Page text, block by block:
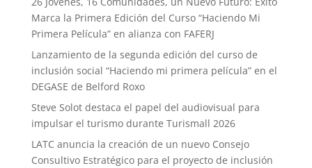
Marca la Primera Edición del Curso “Haciendo Mi
Primera Película” en alianza con FAFERJ
Lanzamiento de la segunda edición del curso de
inclusión social “Haciendo mi primera película” en el
DEGASE de Belford Roxo
Steve Solot destaca el papel del audiovisual para
impulsar el turismo durante Turismall 2026
LATC anuncia la creación de un nuevo Consejo
Consultivo Estratégico para el proyecto de inclusión